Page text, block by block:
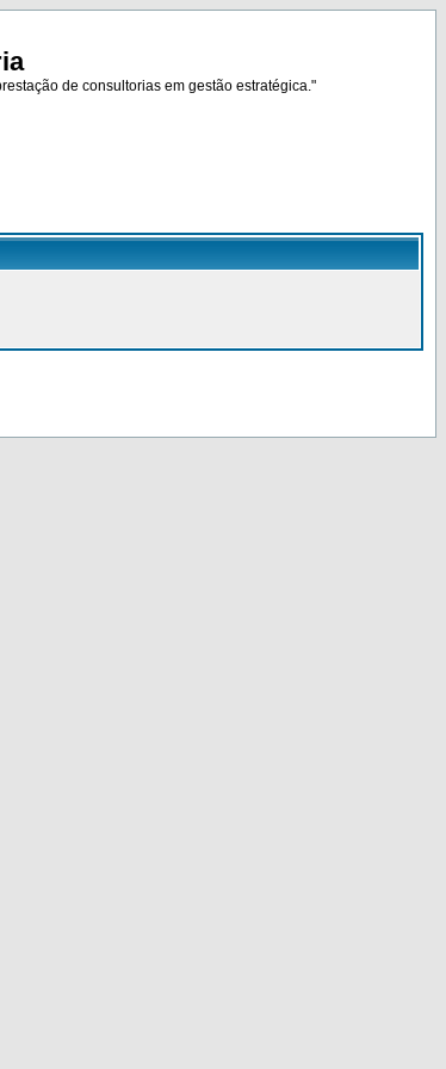
de consultorias em gestão estratégica."